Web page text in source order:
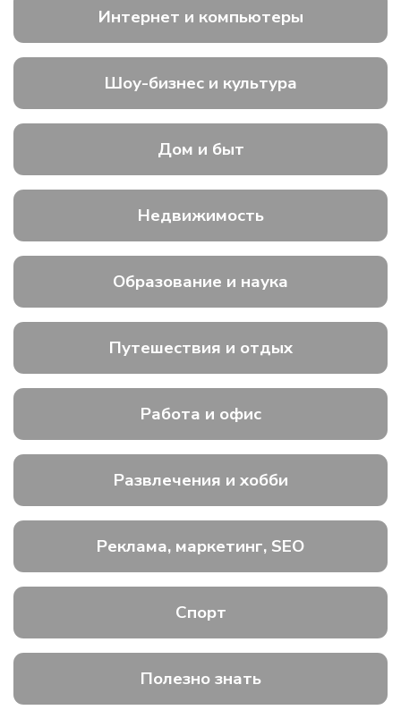
Интернет и компьютеры
Шоу-бизнес и культура
Дом и быт
Недвижимость
Образование и наука
Путешествия и отдых
Работа и офис
Развлечения и хобби
Реклама, маркетинг, SEO
Спорт
Полезно знать